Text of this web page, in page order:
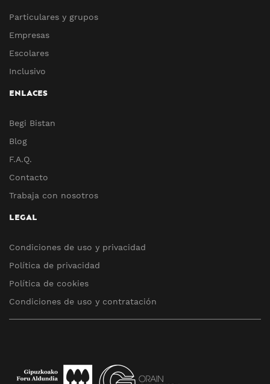
Particulares y grupos
Empresas
Escolares
Inclusivo
ENLACES
Begi Bistan
Blog
F.A.Q.
Contacto
Trabaja con nosotros
LEGAL
Condiciones de uso y privacidad
Política de privacidad
Política de cookies
Condiciones de uso y contratación